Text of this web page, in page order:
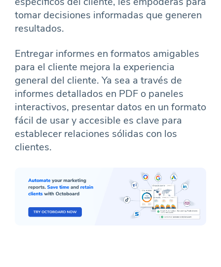
tomar decisiones informadas que generen
resultados.
Entregar informes en formatos amigables
para el cliente mejora la experiencia
general del cliente. Ya sea a través de
informes detallados en PDF o paneles
interactivos, presentar datos en un formato
fácil de usar y accesible es clave para
establecer relaciones sólidas con los
clientes.